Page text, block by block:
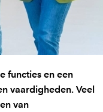
functies en een
vaardigheden. Veel
van